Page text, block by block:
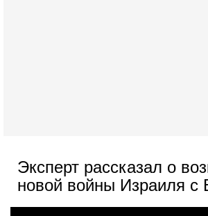
Эксперт рассказал о
новой войны Израиля с